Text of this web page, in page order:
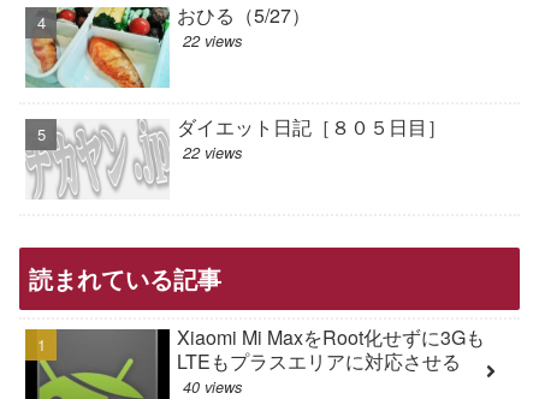
おひる（5/27）
22 views
ダイエット日記［８０５日目］
22 views
読まれている記事
Xiaomi Mi MaxをRoot化せずに3Gも
LTEもプラスエリアに対応させる
40 views